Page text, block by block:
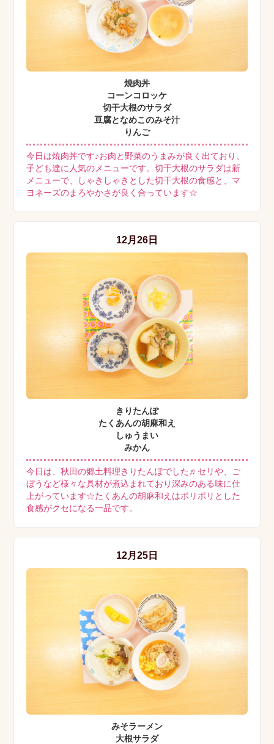
焼肉丼
コーンコロッケ
切干大根のサラダ
豆腐となめこのみそ汁
りんご
今日は焼肉丼です♪お肉と野菜のうまみが良く出ており、
子ども達に人気のメニューです。切干大根のサラダは新
メニューで、しゃきしゃきとした切干大根の食感と、マ
ヨネーズのまろやかさが良く合っています☆
12月26日
きりたんぽ
たくあんの胡麻和え
しゅうまい
みかん
今日は、秋田の郷土料理きりたんぽでした♬セリや、ご
ぼうなど様々な具材が煮込まれており深みのある味に仕
上がっています☆たくあんの胡麻和えはポリポリとした
食感がクセになる一品です。
12月25日
みそラーメン
大根サラダ